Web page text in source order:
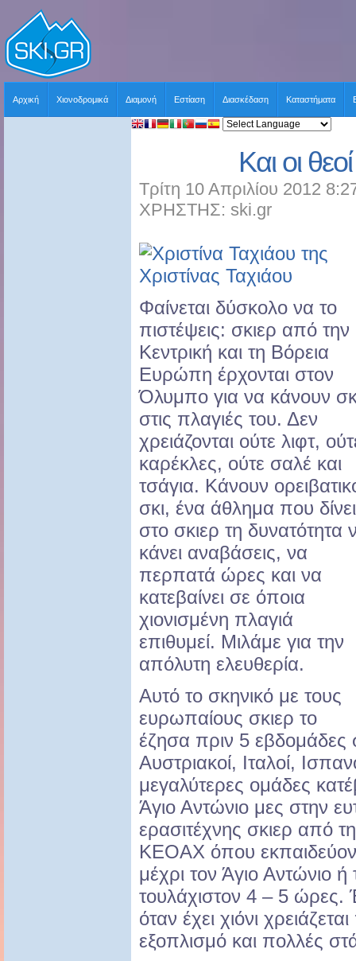
Αρχική Χιονοδρομικά Διαμονή Εστίαση Διασκέδαση Καταστήματα
Και οι
Τρίτη 10 Απριλίου 2012
ΧΡΗΣΤΗΣ: ski.gr
της
Χριστίνας Ταχιάου
Φαίνεται δύσκολο να το
πιστέψεις: σκιερ από την
Κεντρική και τη Βόρεια
Ευρώπη έρχονται στον
Όλυμπο για να κάνουν
στις πλαγιές του. Δεν
χρειάζονται ούτε λιφτ,
καρέκλες, ούτε σαλέ και
τσάγια. Κάνουν
σκι, ένα άθλημα που δίνει
στο σκιερ τη δυνατότητα
κάνει αναβάσεις, να
περπατά ώρες και να
κατεβαίνει σε όποια
χιονισμένη πλαγιά
επιθυμεί. Μιλάμε για την
απόλυτη ελευθερία.
Αυτό το σκηνικό με τους
ευρωπαίους σκιερ το
έζησα πριν 5
Αυστριακοί, Ιταλοί,
μεγαλύτερες ομάδες
Άγιο Αντώνιο μες στην
ερασιτέχνης σκιερ από
ΚΕΟΑΧ όπου
μέχρι τον Άγιο Αντώνιο ή
τουλάχιστον 4 – 5 ώρες.
όταν έχει χιόνι
εξοπλισμό και πολλές